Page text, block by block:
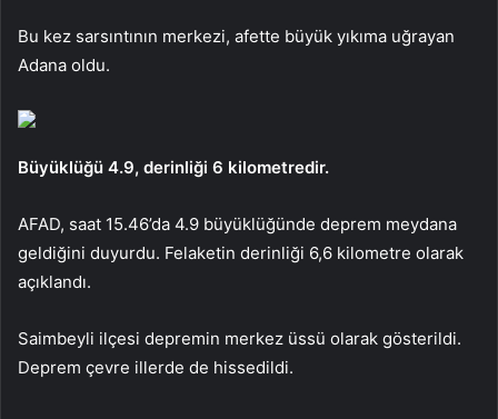
Bu kez sarsıntının merkezi, afette büyük yıkıma uğrayan
Adana oldu.
Büyüklüğü 4.9, derinliği 6 kilometredir.
AFAD, saat 15.46’da 4.9 büyüklüğünde deprem meydana
geldiğini duyurdu. Felaketin derinliği 6,6 kilometre olarak
açıklandı.
Saimbeyli ilçesi depremin merkez üssü olarak gösterildi.
Deprem çevre illerde de hissedildi.